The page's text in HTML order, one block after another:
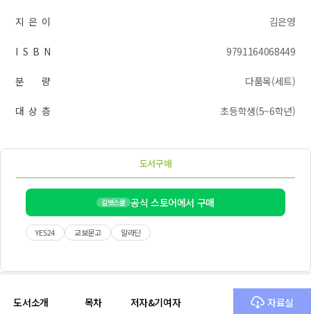
지 은 이 김은영
I S B N 9791164068449
분 량 다품목(세트)
대 상 층 초등학생(5~6학년)
도서구매
길벗스쿨 공식 스토어에서 구매
YES24 교보문고 알라딘
도서소개 목차 저자&기여자 자료실